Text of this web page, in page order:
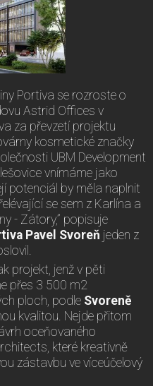
Portiva se rozroste o
Astrid Offices v
za převzetí projektu
kosmetické značky
UBM Development
vnímáme jako
potenciál by měla naplnit
se sem z Karlína a
- Zátory,” popisuje
Pavel Svoreň jeden z
projekt, jenž v pěti
přes 3 500 m2
ploch, podle Svoreně
kvalitou. Nejde přitom
oceňovaného
které kreativně
zástavbu ve víceúčelový